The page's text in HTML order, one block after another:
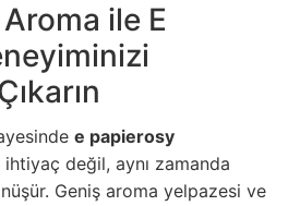
ile E
e papierosy
ihtiyaç değil, aynı zamanda
Geniş aroma yelpazesi ve